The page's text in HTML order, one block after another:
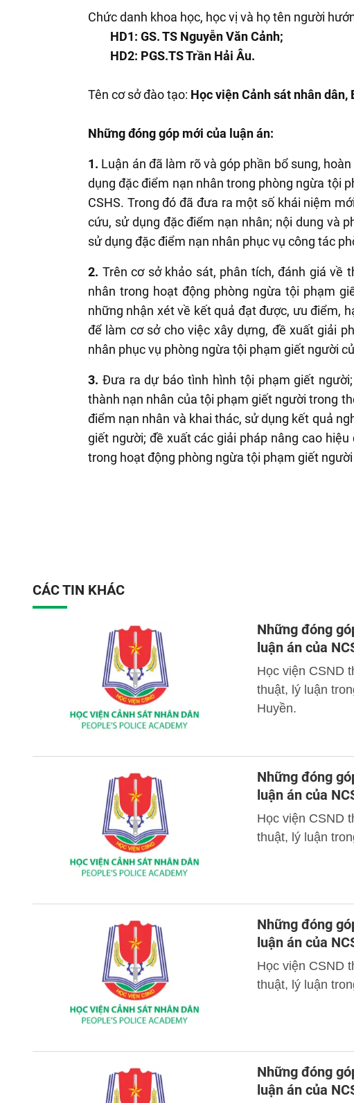
Chức danh khoa học, học vị và họ tên người
HD1: GS. TS Nguyễn Văn Cảnh;
HD2: PGS.TS Trần Hải Âu.
Tên cơ sở đào tạo: Học viện Cảnh sát nhân dân,
Những đóng góp mới của luận án:
1. Luận án đã làm rõ và góp phần bổ sung,
dụng đặc điểm nạn nhân trong phòng ngừa tội
CSHS. Trong đó đã đưa ra một số khái niệm
cứu, sử dụng đặc điểm nạn nhân; nội dung và
sử dụng đặc điểm nạn nhân phục vụ công tác
2. Trên cơ sở khảo sát, phân tích, đánh giá về
nhân trong hoạt động phòng ngừa tội phạm
những nhận xét về kết quả đạt được, ưu điểm,
để làm cơ sở cho việc xây dựng, đề xuất giải
nhân phục vụ phòng ngừa tội phạm giết người
3. Đưa ra dự báo tình hình tội phạm giết
thành nạn nhân của tội phạm giết người trong
điểm nạn nhân và khai thác, sử dụng kết quả
giết người; đề xuất các giải pháp nâng cao
trong hoạt động phòng ngừa tội phạm giết
CÁC TIN KHÁC
Những đóng
luận án của
Học viện CSND
thuật, lý luận
Huyền.
Những đóng
luận án của
Học viện CSND
thuật, lý luận
Những đóng
luận án của
Học viện CSND
thuật, lý luận
Những đóng
luận án của